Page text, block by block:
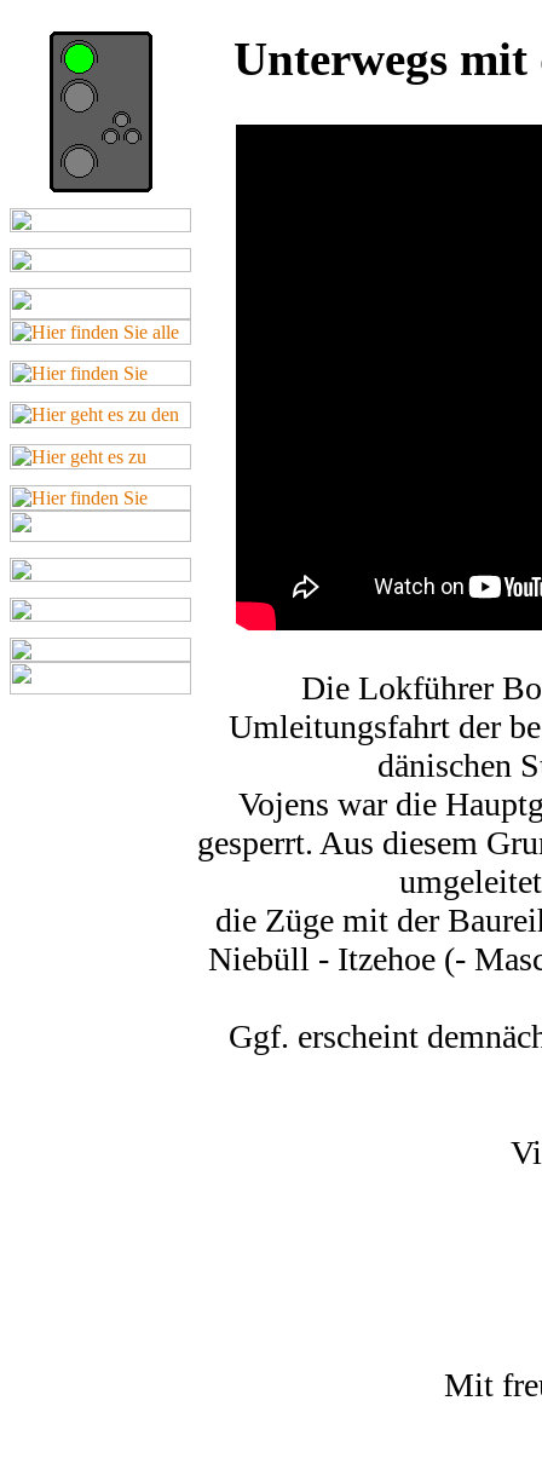
Unterwegs
Die Lokführer
Umleitungsfahrt der
dänischen
Vojens war die
gesperrt. Aus diesem
die Züge mit der
Niebüll - Itzehoe (-
Ggf. erscheint
Mit